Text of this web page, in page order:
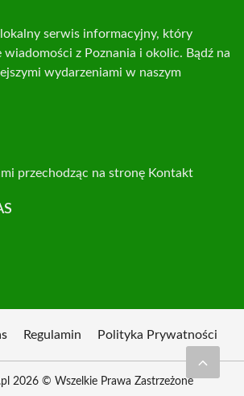
serwis informacyjny, który
z Poznania i okolic. Bądź na
wydarzeniami w naszym
przechodząc na stronę Kontakt
Regulamin Polityka Prywatności
2026 © Wszelkie Prawa Zastrzeżone